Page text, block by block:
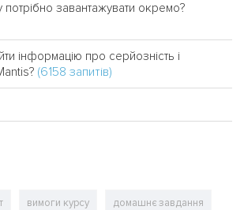
потрібно завантажувати окремо?
інформацію про серйозність і
(6158 запитів)
вимоги курсу домашнє завдання